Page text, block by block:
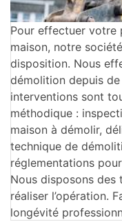
Pour effectuer
maison, notre
disposition. Nous
démolition depuis
interventions sont
méthodique :
maison à démolir,
technique de
réglementations
Nous disposons
réaliser l’opération.
longévité